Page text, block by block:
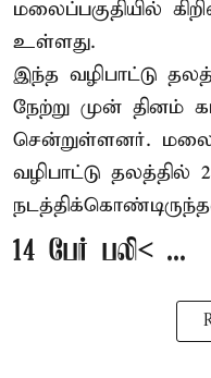
மலைப்பகுதியில்
உள்ளது.
இந்த வழிபாட்டு
நேற்று முன் தினம்
சென்றுள்ளனர்.
வழிபாட்டு தலத்தில்
14 பேர் பலி< ...